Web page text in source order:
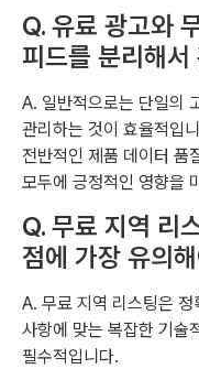
Q. 유료 광고와
피드를 분리해
A. 일반적으로는 단일의
관리하는 것이 효율적입
전반적인 제품 데이터 품
모두에 긍정적인 영향을
Q. 무료 지역 리
점에 가장 유의
A. 무료 지역 리스팅은
사항에 맞는 복잡한 기술
필수적입니다.